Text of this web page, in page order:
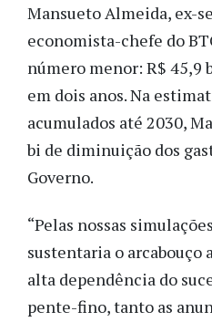
Mansueto Almeida, ex-
economista-chefe do
número menor: R$ 45,9
em dois anos. Na
acumulados até 2030,
bi de diminuição dos
Governo.
“Pelas nossas
sustentaria o arcabouço
alta dependência do
pente-fino, tanto as